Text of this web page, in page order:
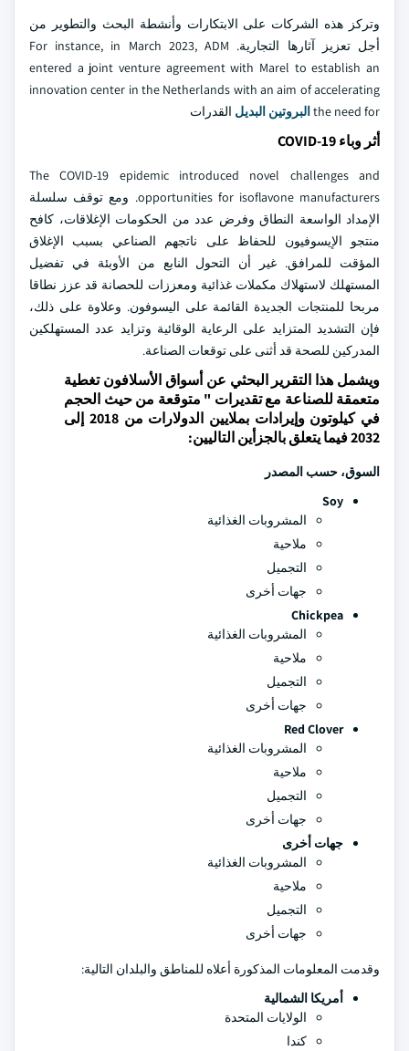
وتركز هذه الشركات على الابتكارات وأنشطة البحث والتطوير من
أجل تعزيز آثارها التجارية. For instance, in March 2023, ADM
entered a joint venture agreement with Marel to establish an
innovation center in the Netherlands with an aim of accelerating
the need for البروتين البديل القدرات
أثر وباء COVID-19
The COVID-19 epidemic introduced novel challenges and
opportunities for isoflavone manufacturers. ومع توقف سلسلة
الإمداد الواسعة النطاق وفرض عدد من الحكومات الإغلاقات، كافح
منتجو الإيسوفيون للحفاظ على ناتجهم الصناعي بسبب الإغلاق
المؤقت للمرافق. غير أن التحول النابع من الأوبئة في تفضيل
المستهلك لاستهلاك مكملات غذائية ومعززات للحصانة قد عزز نطاقا
مربحا للمنتجات الجديدة القائمة على اليسوفون. وعلاوة على ذلك،
فإن التشديد المتزايد على الرعاية الوقائية وتزايد عدد المستهلكين
المدركين للصحة قد أثنى على توقعات الصناعة.
ويشمل هذا التقرير البحثي عن أسواق الأسلافون تغطية
متعمقة للصناعة مع تقديرات " متوقعة من حيث الحجم
في كيلوتون وإيرادات بملايين الدولارات من 2018 إلى
2032 فيما يتعلق بالجزأين التاليين:
السوق، حسب المصدر
Soy
المشروبات الغذائية
ملاحية
التجميل
جهات أخرى
Chickpea
المشروبات الغذائية
ملاحية
التجميل
جهات أخرى
Red Clover
المشروبات الغذائية
ملاحية
التجميل
جهات أخرى
جهات أخرى
المشروبات الغذائية
ملاحية
التجميل
جهات أخرى
وقدمت المعلومات المذكورة أعلاه للمناطق والبلدان التالية:
أمريكا الشمالية
الولايات المتحدة
كندا